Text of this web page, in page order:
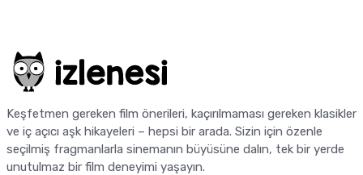
Keşfetmen gereken film önerileri, kaçırılmaması gereken klasikler
ve iç açıcı aşk hikayeleri – hepsi bir arada. Sizin için özenle
seçilmiş fragmanlarla sinemanın büyüsüne dalın, tek bir yerde
unutulmaz bir film deneyimi yaşayın.